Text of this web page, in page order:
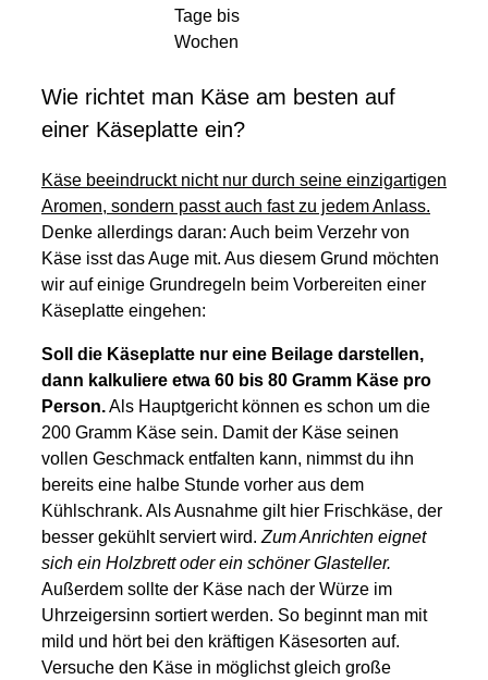
Tage bis
Wochen
Wie richtet man Käse am besten auf
einer Käseplatte ein?
Käse beeindruckt nicht nur durch seine einzigartigen
Aromen, sondern passt auch fast zu jedem Anlass.
Denke allerdings daran: Auch beim Verzehr von
Käse isst das Auge mit. Aus diesem Grund möchten
wir auf einige Grundregeln beim Vorbereiten einer
Käseplatte eingehen:
Soll die Käseplatte nur eine Beilage darstellen,
dann kalkuliere etwa 60 bis 80 Gramm Käse pro
Person.Als Hauptgericht können es schon um die
200 Gramm Käse sein. Damit der Käse seinen
vollen Geschmack entfalten kann, nimmst du ihn
bereits eine halbe Stunde vorher aus dem
Kühlschrank. Als Ausnahme gilt hier Frischkäse, der
besser gekühlt serviert wird. Zum Anrichten eignet
sich ein Holzbrett oder ein schöner Glasteller.
Außerdem sollte der Käse nach der Würze im
Uhrzeigersinn sortiert werden. So beginnt man mit
mild und hört bei den kräftigen Käsesorten auf.
Versuche den Käse in möglichst gleich große